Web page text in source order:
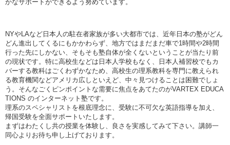
かなサポートができるよう努めています。
NYやLAなど日本人の駐在者家族が多い大都市では、近年日本の塾がどん
どん進出してくるにもかかわらず、地方ではまだまだ車で1時間や2時間
行った先にしかない、そもそも塾自体が全くないということが当たり前
の現状です。特に高校生などは日本人学校もなく、日本人補習校でもカ
バーする教科はごくわずかなため、高校生の理系教科を専門に教えられ
る教育機関などアメリカ広しといえど、中々見つけることは困難でしょ
う。そんなごくピンポイントな需要に焦点をあてたのがVARTEX EDUCA
TIONS のインターネット塾です。
理系のスペシャリストを根底理念に、受験に不可欠な英語指導を加え、
帰国受験を全面サポートいたします。
まずはわたくし共の授業を体験し、良さを実感してみて下さい。講師一
同心よりお待ち申し上げております。